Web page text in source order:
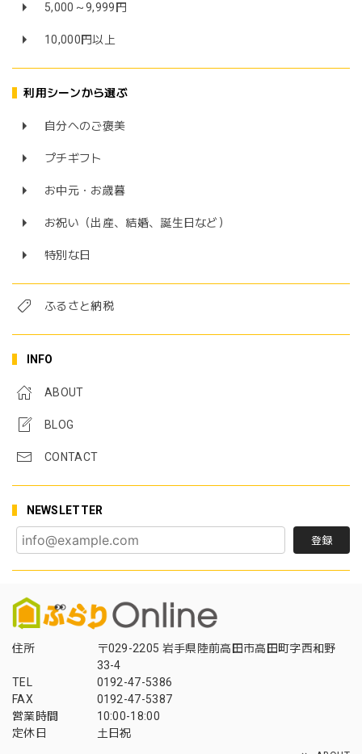
5,000～9,999円
10,000円以上
利用シーンから選ぶ
自分へのご褒美
プチギフト
お中元・お歳暮
お祝い（出産、結婚、誕生日など）
特別な日
ふるさと納税
INFO
ABOUT
BLOG
CONTACT
NEWSLETTER
登録
住所
〒029-2205 岩手県陸前高田市高田町字西和野
33-4
TEL
0192-47-5386
FAX
0192-47-5387
営業時間
10:00-18:00
定休日
土日祝